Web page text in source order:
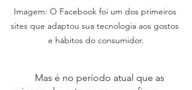
Imagem: O Facebook foi um dos primeiros
sites que adaptou sua tecnologia aos gostos
e hábitos do consumidor.